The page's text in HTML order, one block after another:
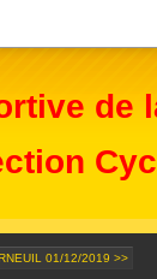
de
01/12/2019 >>